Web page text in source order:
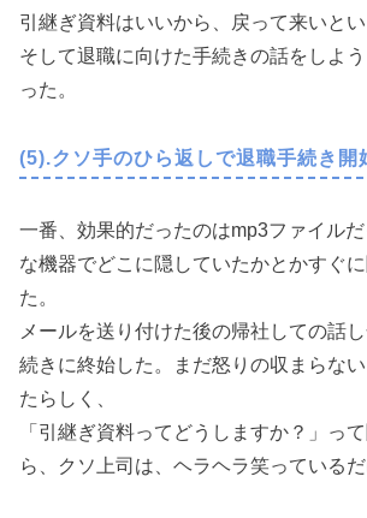
引継ぎ資料はいいから、戻って来いとい
そして退職に向けた手続きの話をしよ
った。
(5).クソ手のひら返しで退職手続き開
一番、効果的だったのはmp3ファイル
な機器でどこに隠していたかとかすぐ
た。
メールを送り付けた後の帰社しての話
続きに終始した。まだ怒りの収まらな
たらしく、
「引継ぎ資料ってどうしますか？」っ
ら、クソ上司は、ヘラヘラ笑っているだ